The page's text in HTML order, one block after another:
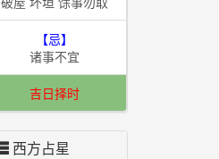
【忌】
诸事不宜
吉日择时
西方占星